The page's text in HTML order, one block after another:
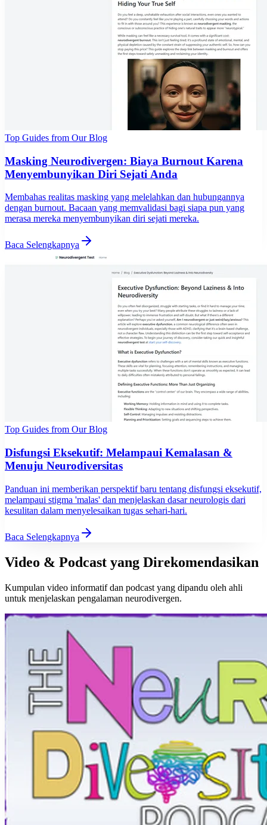
Top Guides from Our Blog
Masking Neurodivergen: Biaya Burnout Karena
Menyembunyikan Diri Sejati Anda
Membahas realitas masking yang melelahkan dan hubungannya
dengan burnout. Bacaan yang memvalidasi bagi siapa pun yang
merasa mereka menyembunyikan diri sejati mereka.
Baca Selengkapnya
Top Guides from Our Blog
Disfungsi Eksekutif: Melampaui Kemalasan &
Menuju Neurodiversitas
Panduan ini memberikan perspektif baru tentang disfungsi eksekutif,
melampaui stigma 'malas' dan menjelaskan dasar neurologis dari
kesulitan dalam menyelesaikan tugas sehari-hari.
Baca Selengkapnya
Video & Podcast yang Direkomendasikan
Kumpulan video informatif dan podcast yang dipandu oleh ahli
untuk menjelaskan pengalaman neurodivergen.